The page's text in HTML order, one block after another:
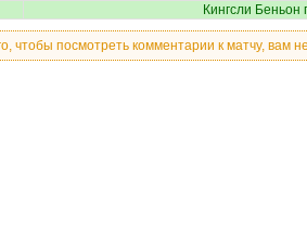
Кингсли Беньон
чтобы посмотреть комментарии к матчу, вам